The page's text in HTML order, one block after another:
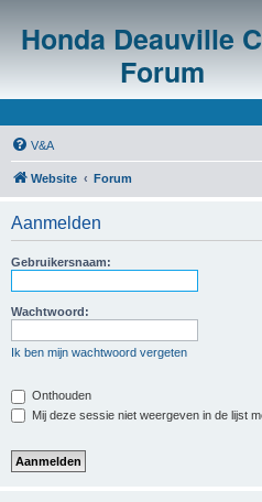
Honda Deauville
Forum
V&A
Website Forum
Aanmelden
Gebruikersnaam:
Wachtwoord:
Ik ben mijn wachtwoord vergeten
Onthouden
Mij deze sessie niet weergeven in de lijst